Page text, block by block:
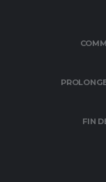
FIN